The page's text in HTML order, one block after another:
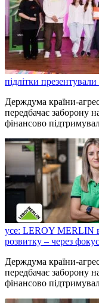
підлітки презентували
Держдума країни-
передбачає заборону
фінансово
усе: LEROY MERLIN
розвитку – через
Держдума країни-
передбачає заборону
фінансово